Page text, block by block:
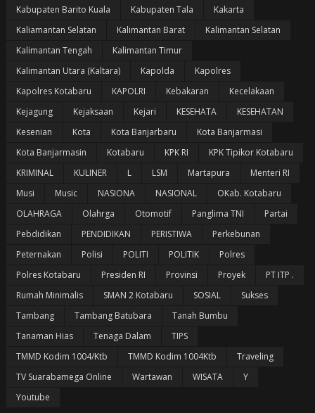
Kabupaten Barito Kuala
Kabupaten Tala
Kakarta
Kaliamantan Selatan
Kalimantan Barat
Kalimantan Selatan
Kalimantan Tengah
Kalimantan Timur
Kalimantan Utara (Kaltara)
Kapolda
Kapolres
Kapolres Kotabaru
KAPOLRI Kebakaran
Kecelakaan
Kejagung
Kejaksaan Kejari KESEHATA
KESEHATAN
Kesenian
Kota Kota Banjarbaru
Kota Banjarmasi
Kota Banjarmasin
Kotabaru KPK RI
KPK Tipikor Kotabaru
KRIMINAL
KULINER L LSM Martapura
Menteri RI
Musi
Music NASIONA NASIONAL
OKab. Kotabaru
OLAHRAGA
Olahrga Otomotif Panglima TNI
Partai
Pebdidikan
PENDIDIKAN PERISTIWA
Perkebunan
Peternakan
Polisi POLITI POLITIK
Polres
Polres Kotabaru
Presiden RI Provinsi Proyek
PT ITP .
Rumah Minimalis
SMAN 2 Kotabaru SOSIAL
Sukses
Tambang
Tambang Batubara
Tanah Bumbu
Tanaman Hias
Tenaga Dalam
TIPS
TMMD Kodim 1004/Ktb
TMMD Kodim 1004Ktb
Traveling
TV Suarabamega Online
Wartawan WISATA
Y
Youtube